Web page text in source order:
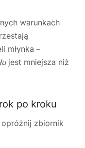
warunkach
młynka –
jest mniejsza niż
po kroku
opróżnij zbiornik